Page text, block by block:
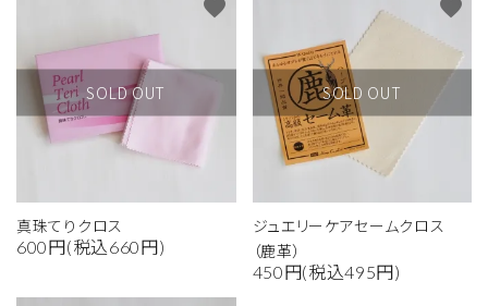
SOLD OUT
真珠てりクロス
600円(税込660円)
favorite
SOLD OUT
ジュエリーケアセームクロス
（鹿革）
450円(税込495円)
favorite